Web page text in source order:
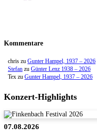
Kommentare
chris zu Gunter Hampel, 1937 – 2026
Stefan zu Günter Lenz 1938 – 2026
Tex zu Gunter Hampel, 1937 – 2026
Konzert-Highlights
07.08.2026